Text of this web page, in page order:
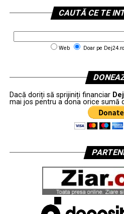
CAUTĂ CE TE
Web Doar pe Dej24.ro
Dacă doriți să sprijiniți financiar
mai jos pentru a dona orice sumă